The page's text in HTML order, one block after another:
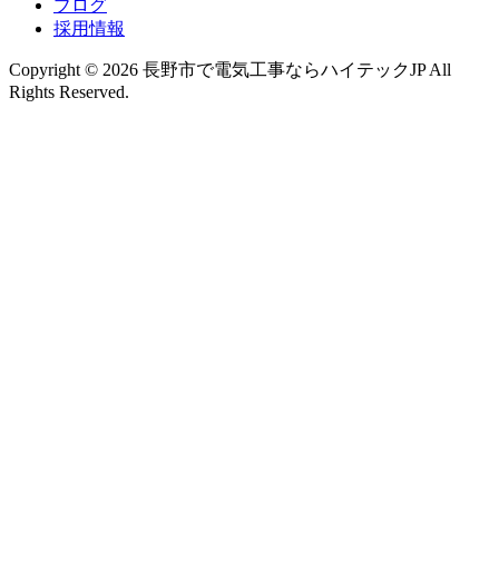
ブログ
採用情報
Copyright © 2026 長野市で電気工事ならハイテックJP All
Rights Reserved.